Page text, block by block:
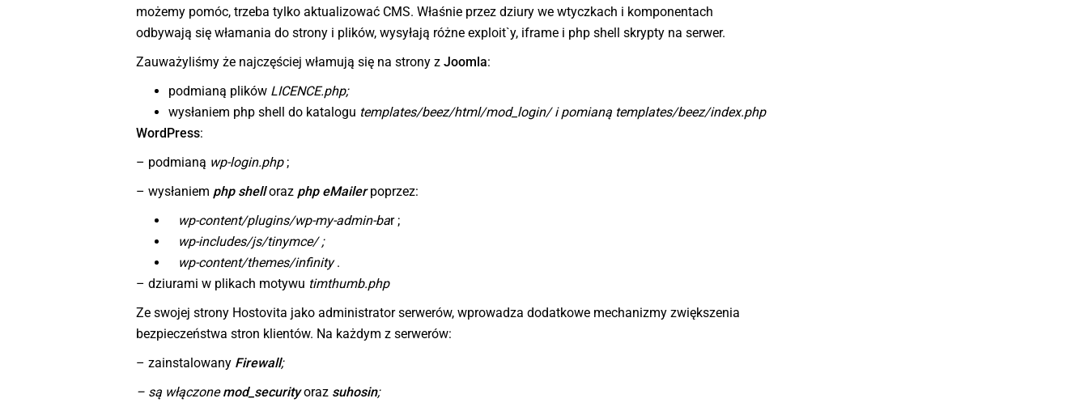
możemy pomóc, trzeba tylko aktualizować CMS. Właśnie przez dziury we wtyczkach i komponentach
odbywają się włamania do strony i plików, wysyłają różne exploit`y, iframe i php shell skrypty na serwer.
Zauważyliśmy że najczęściej włamują się na strony z Joomla:
podmianą plików LICENCE.php;
wysłaniem php shell do katalogu templates/beez/html/mod_login/ i pomianą templates/beez/index.php
WordPress:
– podmianą wp-login.php;
– wysłaniem php shelloraz phpeMailerpoprzez:
wp-content/plugins/wp-my-admin-bar ;
wp-includes/js/tinymce/;
wp-content/themes/infinity.
– dziurami w plikach motywu timthumb.php
Ze swojej strony Hostovita jako administrator serwerów, wprowadza dodatkowe mechanizmy zwiększenia
bezpieczeństwa stron klientów. Na każdym z serwerów:
– zainstalowany Firewall;
– są włączonemod_securityoraz suhosin;